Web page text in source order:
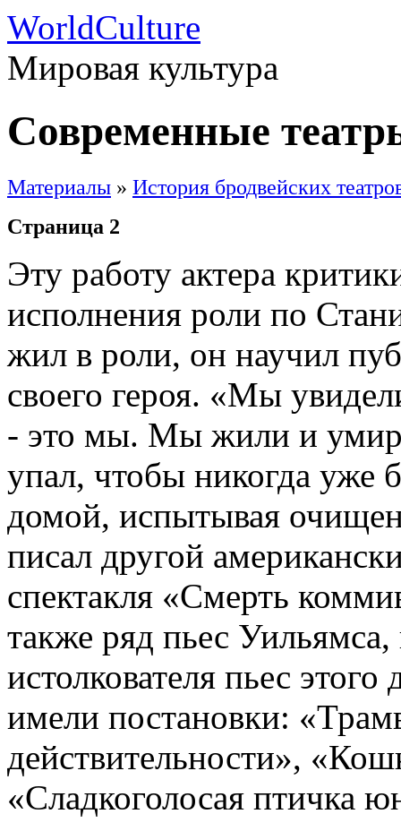
WorldCulture
Мировая культура
Современные
Материалы » История бродвейских
Страница 2
Эту работу актера
исполнения роли по
жил в роли, он научил
своего героя. «Мы
- это мы. Мы жили и
упал, чтобы никогда уже
домой, испытывая
писал другой
спектакля «Смерть
также ряд пьес
истолкователя пьес
имели постановки:
действительности»,
«Сладкоголосая птичка